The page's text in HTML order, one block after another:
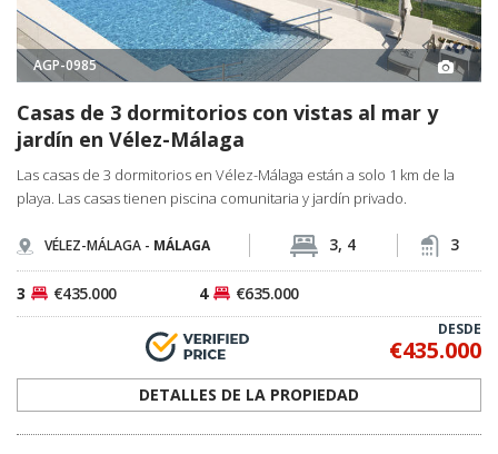
AGP-0985
Casas de 3 dormitorios con vistas al mar y
jardín en Vélez-Málaga
Las casas de 3 dormitorios en Vélez-Málaga están a solo 1 km de la
playa. Las casas tienen piscina comunitaria y jardín privado.
VÉLEZ-MÁLAGA - MÁLAGA 3, 4 3
3 €435.000 4 €635.000
DESDE
€435.000
DETALLES DE LA PROPIEDAD